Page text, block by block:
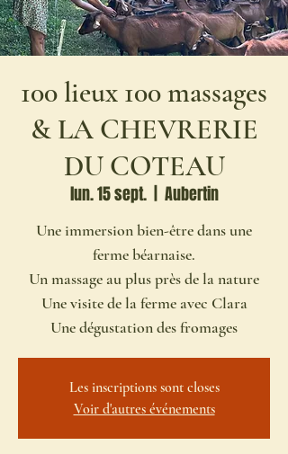
100 lieux 100 massages
& LA CHEVRERIE
DU COTEAU
lun. 15 sept.
  |
Aubertin
Une immersion bien-être dans une
ferme béarnaise.
Un massage au plus près de la nature
Une visite de la ferme avec Clara
Une dégustation des fromages
Les inscriptions sont closes
Voir d'autres événements